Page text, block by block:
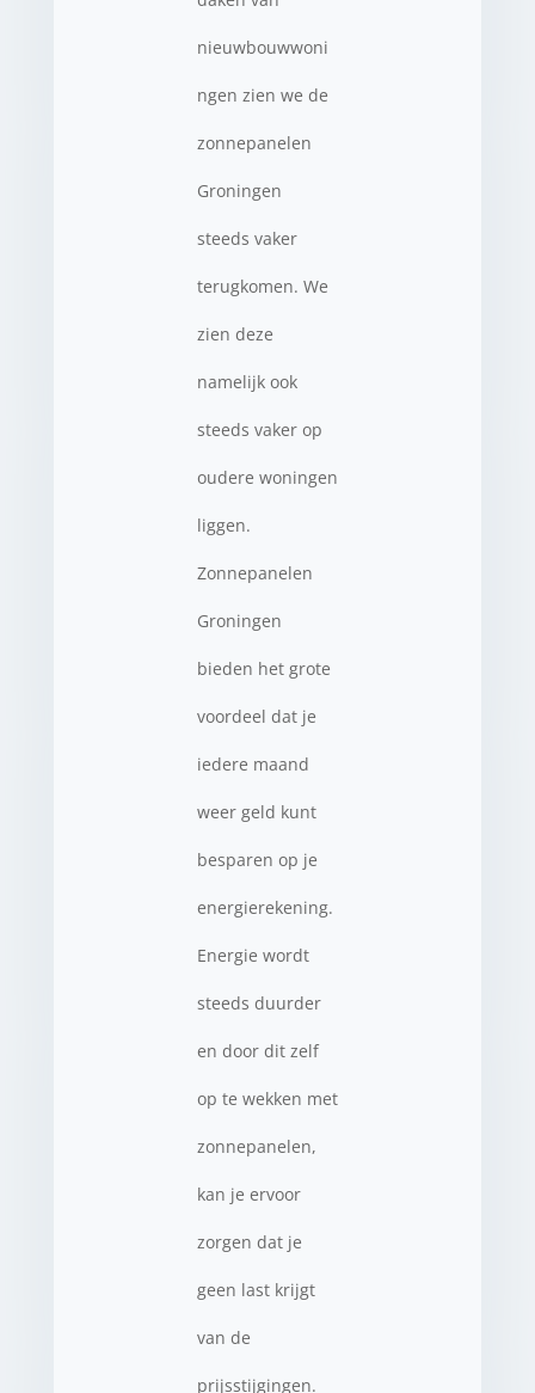
nieuwbouwwoni
ngen zien we de
zonnepanelen
Groningen
steeds vaker
terugkomen. We
zien deze
namelijk ook
steeds vaker op
oudere woningen
liggen.
Zonnepanelen
Groningen
bieden het grote
voordeel dat je
iedere maand
weer geld kunt
besparen op je
energierekening.
Energie wordt
steeds duurder
en door dit zelf
op te wekken met
zonnepanelen,
kan je ervoor
zorgen dat je
geen last krijgt
van de
prijsstijgingen.